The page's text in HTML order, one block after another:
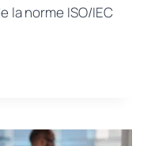
la norme ISO/IEC